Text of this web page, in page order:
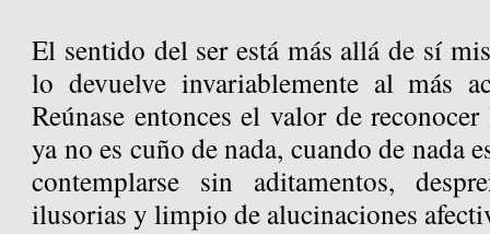
El sentido del ser está más allá de sí
lo devuelve invariablemente al más
Reúnase entonces el valor de
ya no es cuño de nada, cuando de nada
contemplarse sin aditamentos,
ilusorias y limpio de alucinaciones